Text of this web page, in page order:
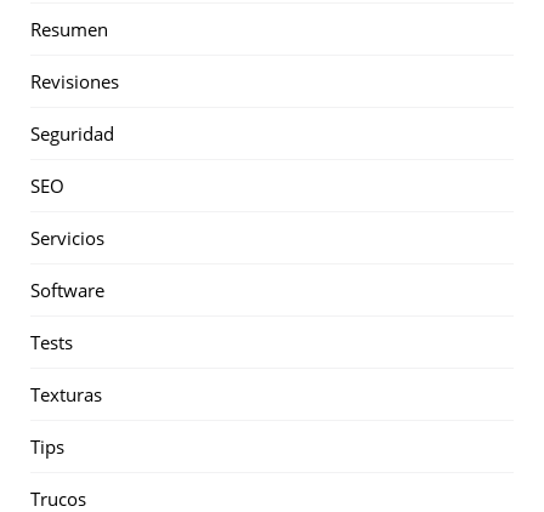
Resumen
Revisiones
Seguridad
SEO
Servicios
Software
Tests
Texturas
Tips
Trucos